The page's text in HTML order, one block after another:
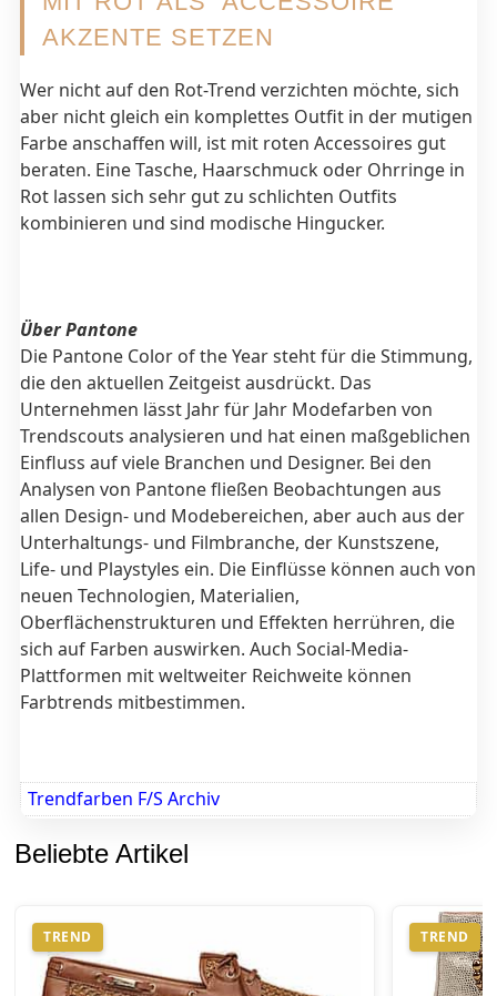
AKZENTE SETZEN
Wer nicht auf den Rot-Trend verzichten möchte, sich
aber nicht gleich ein komplettes Outfit in der mutigen
Farbe anschaffen will, ist mit roten Accessoires gut
beraten. Eine Tasche, Haarschmuck oder Ohrringe in
Rot lassen sich sehr gut zu schlichten Outfits
kombinieren und sind modische Hingucker.
Über Pantone
Die Pantone Color of the Year steht für die Stimmung,
die den aktuellen Zeitgeist ausdrückt. Das
Unternehmen lässt Jahr für Jahr Modefarben von
Trendscouts analysieren und hat einen maßgeblichen
Einfluss auf viele Branchen und Designer. Bei den
Analysen von Pantone fließen Beobachtungen aus
allen Design- und Modebereichen, aber auch aus der
Unterhaltungs- und Filmbranche, der Kunstszene,
Life- und Playstyles ein. Die Einflüsse können auch von
neuen Technologien, Materialien,
Oberflächenstrukturen und Effekten herrühren, die
sich auf Farben auswirken. Auch Social-Media-
Plattformen mit weltweiter Reichweite können
Farbtrends mitbestimmen.
Trendfarben F/S Archiv
Beliebte Artikel
TREND TREND